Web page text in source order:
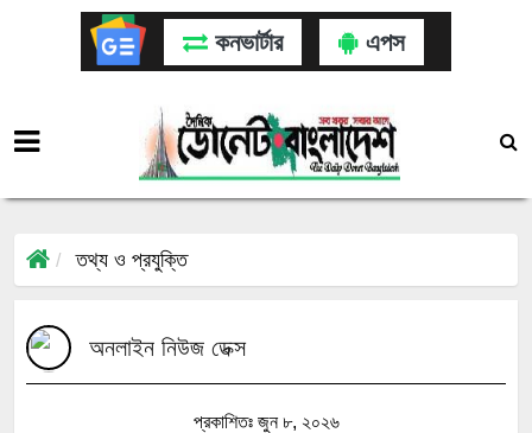
কনভার্টার এপস
তথ্য ও প্রযুক্তি
অনলাইন নিউজ ডেক্স
প্রকাশিতঃ জুন ৮, ২০২৬